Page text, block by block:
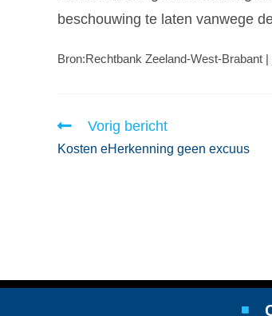
beschouwing te laten vanwege
Bron:Rechtbank Zeeland-West-Brabant
Vorig bericht
Kosten eHerkenning geen excuus